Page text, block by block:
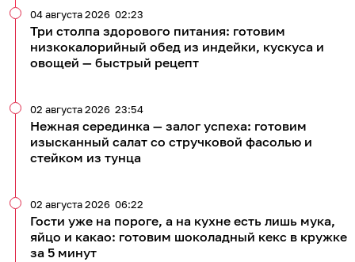
Три столпа здорового питания: готовим
низкокалорийный обед из индейки, кускуса и
овощей — быстрый рецепт
04 августа 2026 02:23
Нежная серединка — залог успеха: готовим
изысканный салат со стручковой фасолью и
стейком из тунца
02 августа 2026 23:54
Гости уже на пороге, а на кухне есть лишь мука,
яйцо и какао: готовим шоколадный кекс в кружке
за 5 минут
02 августа 2026 06:22